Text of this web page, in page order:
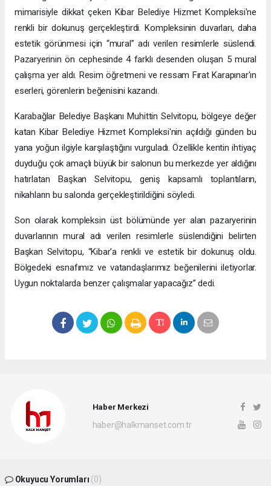
mimarisiyle dikkat çeken Kibar Belediye Hizmet Kompleksi'ne
renkli bir dokunuş gerçekleştirdi. Kompleksinin duvarları, daha
estetik görünmesi için “mural” adı verilen resimlerle süslendi.
Pazaryerinin ön cephesinde 4 farklı desenden oluşan 5 mural
çalışma yer aldı. Resim öğretmeni ve ressam Fırat Karapınar'ın
eserleri, görenlerin beğenisini kazandı.
Karabağlar Belediye Başkanı Muhittin Selvitopu, bölgeye değer
katan Kibar Belediye Hizmet Kompleksi'nin açıldığı günden bu
yana yoğun ilgiyle karşılaştığını vurguladı. Özellikle kentin ihtiyaç
duyduğu çok amaçlı büyük bir salonun bu merkezde yer aldığını
hatırlatan Başkan Selvitopu, geniş kapsamlı toplantıların,
nikahların bu salonda gerçekleştirildiğini söyledi.
Son olarak kompleksin üst bölümünde yer alan pazaryerinin
duvarlarının mural adı verilen resimlerle süslendiğini belirten
Başkan Selvitopu, “Kibar'a renkli ve estetik bir dokunuş oldu.
Bölgedeki esnafımız ve vatandaşlarımız beğenilerini iletiyorlar.
Uygun noktalarda benzer çalışmalar yapacağız” dedi.
Haber Merkezi
haber@halkmanset.com.tr
Okuyucu Yorumları (0)